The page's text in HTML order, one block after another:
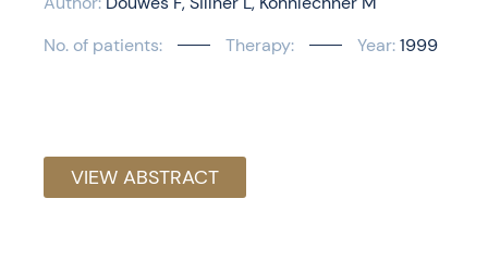
No. of patients:
Therapy: Year:1999
VIEW ABSTRACT